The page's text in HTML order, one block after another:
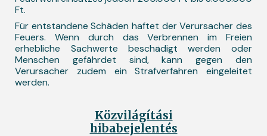
Ft.
Für entstandene Schäden haftet der Verursacher des
Feuers. Wenn durch das Verbrennen im Freien
erhebliche Sachwerte beschädigt werden oder
Menschen gefährdet sind, kann gegen den
Verursacher zudem ein Strafverfahren eingeleitet
werden.
Közvilágítási
hibabejelentés